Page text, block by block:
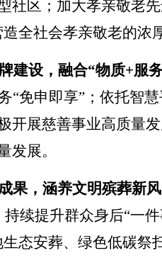
社区；加大孝亲敬老先
全社会孝亲敬老的浓
建设，融合“物质+服
“免申即享” ；依托智
开展慈善事业高质量
发展。
果，涵养文明殡葬新风
续提升群众身后“一
态安葬、绿色低碳祭